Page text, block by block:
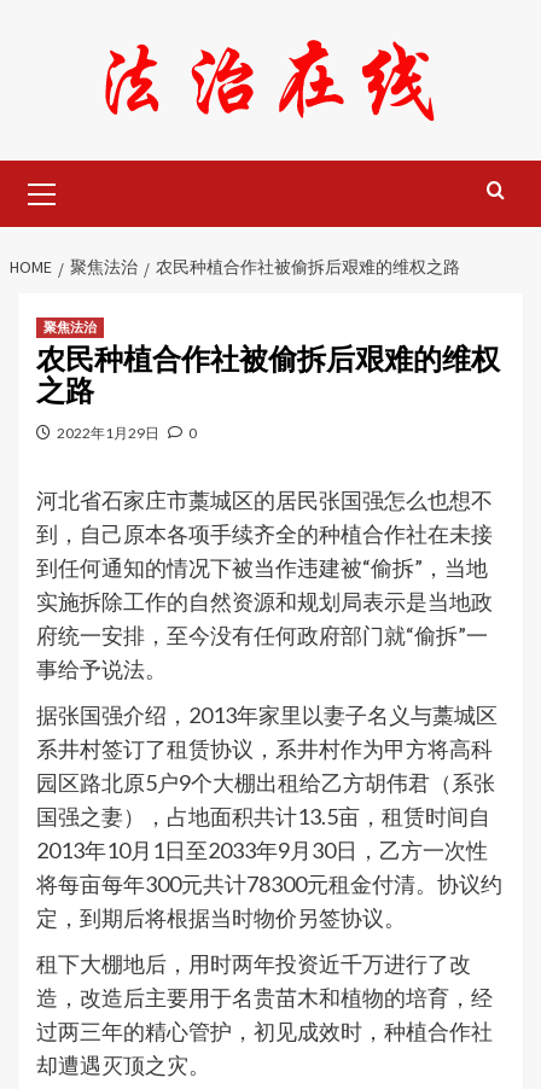
Menu
HOME 聚焦法治 农民种植合作社被偷拆后艰难的维权之路
聚焦法治
农民种植合作社被偷拆后艰难的维权
之路
2022年1月29日 0
河北省石家庄市藁城区的居民张国强怎么也想不
到，自己原本各项手续齐全的种植合作社在未接
到任何通知的情况下被当作违建被“偷拆”，当地
实施拆除工作的自然资源和规划局表示是当地政
府统一安排，至今没有任何政府部门就“偷拆”一
事给予说法。
据张国强介绍，2013年家里以妻子名义与藁城区
系井村签订了租赁协议，系井村作为甲方将高科
园区路北原5户9个大棚出租给乙方胡伟君（系张
国强之妻），占地面积共计13.5亩，租赁时间自
2013年10月1日至2033年9月30日，乙方一次性
将每亩每年300元共计78300元租金付清。协议约
定，到期后将根据当时物价另签协议。
租下大棚地后，用时两年投资近千万进行了改
造，改造后主要用于名贵苗木和植物的培育，经
过两三年的精心管护，初见成效时，种植合作社
却遭遇灭顶之灾。